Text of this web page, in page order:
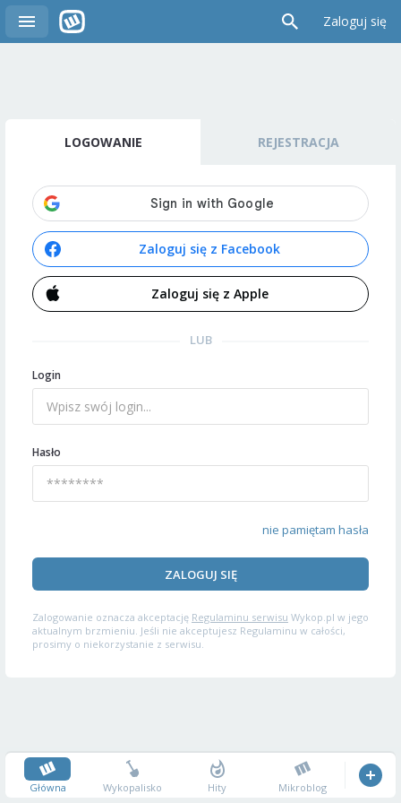
Zaloguj się
LOGOWANIE REJESTRACJA
Zaloguj się z Facebook
Zaloguj się z Apple
LUB
Login
Hasło
nie pamiętam hasła
ZALOGUJ SIĘ
Zalogowanie oznacza akceptację Regulaminu serwisu Wykop.pl w jego
aktualnym brzmieniu. Jeśli nie akceptujesz Regulaminu w całości,
prosimy o niekorzystanie z serwisu.
Główna Wykopalisko Hity Mikroblog